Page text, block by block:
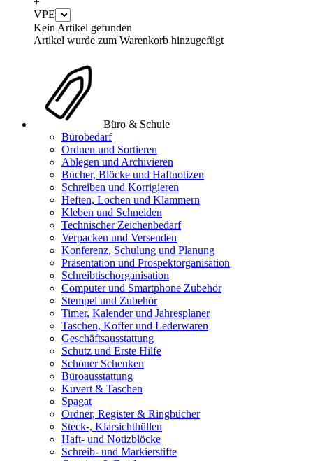
VPE
Kein Artikel gefunden
Artikel wurde zum Warenkorb hinzugefügt
Büro & Schule
Bürobedarf
Ordnen und Sortieren
Ablegen und Archivieren
Bücher, Blöcke und Haftnotizen
Schreiben und Korrigieren
Heften, Lochen und Klammern
Kleben und Schneiden
Technischer Zeichenbedarf
Verpacken und Versenden
Konferenz, Schulung und Planung
Präsentation und Prospektorganisation
Schreibtischorganisation
Computer und Smartphone Zubehör
Stempel und Zubehör
Timer, Kalender und Jahresplaner
Taschen, Koffer und Lederwaren
Geschäftsausstattung
Schutz und Erste Hilfe
Schöner Schenken
Büroausstattung
Kuvert & Taschen
Spagat
Ordner, Register & Ringbücher
Steck-, Klarsichthüllen
Haft- und Notizblöcke
Schreib- und Markierstifte